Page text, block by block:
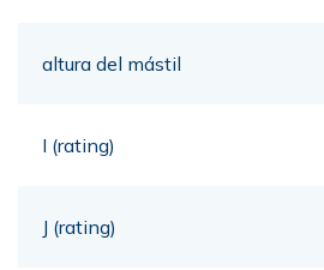
altura del mástil
I (rating)
J (rating)